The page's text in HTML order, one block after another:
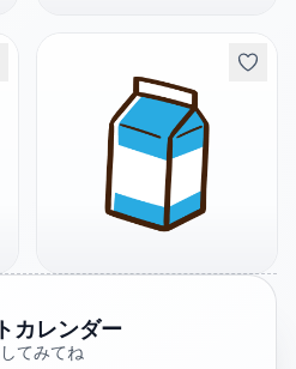
カレンダー
てみてね